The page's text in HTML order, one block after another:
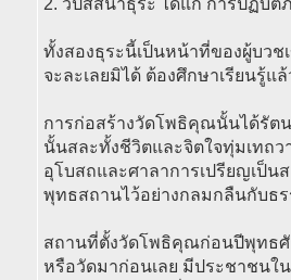
2. วิปัสสนาธุระ ได้แก่ การปฏิบั
ทั้งสองธุระนี้เป็นหน้าที่ของผู้บว
จะละเลยมิได้ ต้องศึกษาเรียนรู้
การก่อสร้างวัดโพธิคุณนั้นได้รัต
นั้นสละทั้งชีวิตและจิตใจทุ่มเทถว
อุโบสถและศาลาการเปรียญเป็
พุทธสถานไว้อย่างกลมกลืนกับธ
สถานที่ตั้งวัดโพธิคุณก่อนปีพุทธศั
หรือวัดมาก่อนเลย มีประชาชนใ